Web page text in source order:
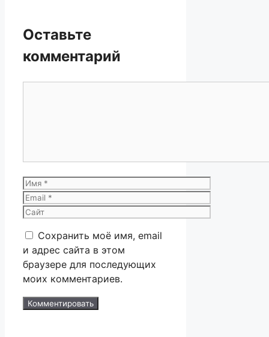
Оставьте
комментарий
Имя
Email
Сайт
Сохранить моё имя, email
и адрес сайта в этом
браузере для последующих
моих комментариев.